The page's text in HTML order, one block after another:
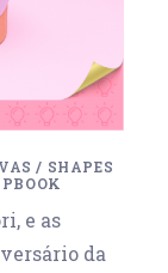
/ SHAPES
e as
da